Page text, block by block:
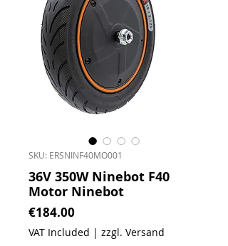
SKU: ERSNINF40MO001
36V 350W Ninebot F40
Motor Ninebot
€184.00
VAT Included | zzgl. Versand